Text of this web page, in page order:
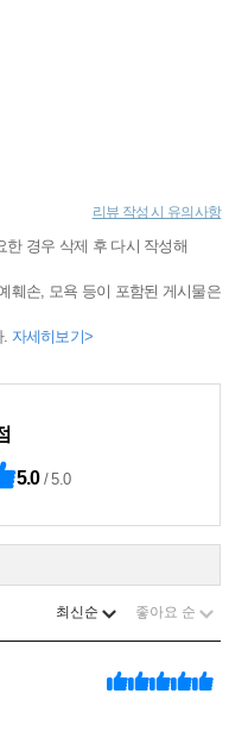
리뷰 작성 시 유의사항
한 경우 삭제 후 다시 작성해
훼손, 모욕 등이 포함된 게시물은
자세히보기>
5.0/ 5.0
정렬
최신순 좋아요 순